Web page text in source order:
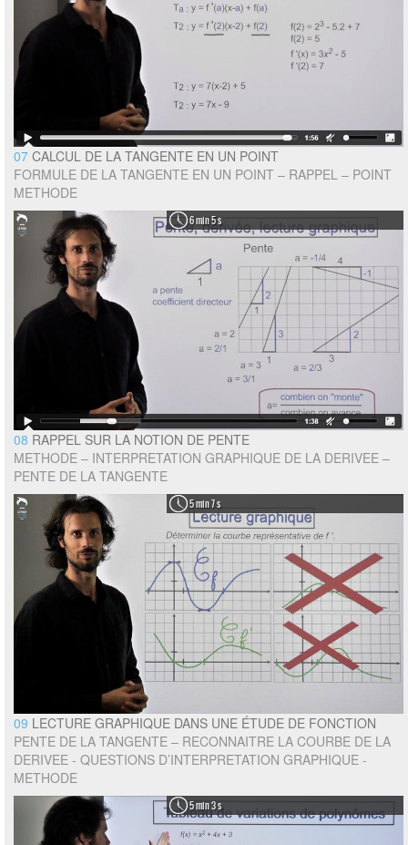
07 CALCUL DE LA TANGENTE EN UN POINT
FORMULE DE LA TANGENTE EN UN POINT – RAPPEL – POINT
METHODE
6 min 5 s
08 RAPPEL SUR LA NOTION DE PENTE
METHODE – INTERPRETATION GRAPHIQUE DE LA DERIVEE –
PENTE DE LA TANGENTE
5 min 7 s
09 LECTURE GRAPHIQUE DANS UNE ÉTUDE DE FONCTION
PENTE DE LA TANGENTE – RECONNAITRE LA COURBE DE LA
DERIVEE - QUESTIONS D’INTERPRETATION GRAPHIQUE -
METHODE
5 min 3 s